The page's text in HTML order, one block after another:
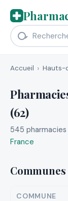
Accueil Hauts-
(62)
545
France
COMMUNE